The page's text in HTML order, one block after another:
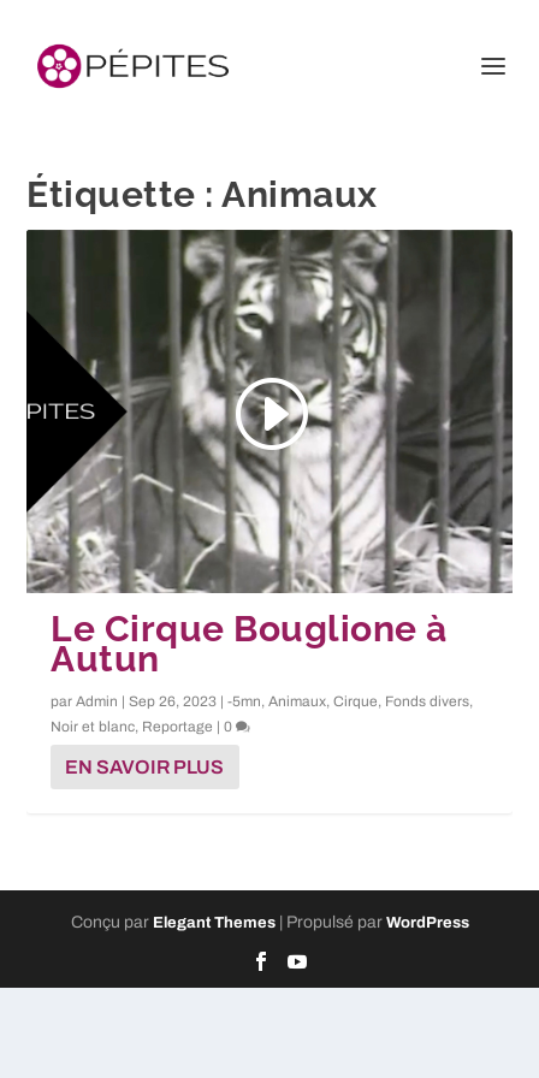
Étiquette :Animaux
Le Cirque Bouglione à
Autun
parAdmin |Sep 26, 2023 |-5mn,Animaux,Cirque, Fonds divers,
Noir et blanc, Reportage |0
EN SAVOIR PLUS
Conçu par Elegant Themes| Propulsé par WordPress